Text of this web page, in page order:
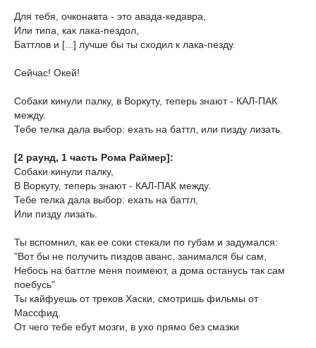
Для тебя, очконавта - это авада-кедавра,
Или типа, как лака-пездол,
Баттлов и [...] лучше бы ты сходил к лака-пезду.
Сейчас! Окей!
Собаки кинули палку, в Воркуту, теперь знают - КАЛ-ПАК
между.
Тебе телка дала выбор: ехать на баттл, или пизду лизать.
[2 раунд, 1 часть Рома Раймер]:
Собаки кинули палку,
В Воркуту, теперь знают - КАЛ-ПАК между.
Тебе телка дала выбор: ехать на баттл,
Или пизду лизать.
Ты вспомнил, как ее соки стекали по губам и задумался:
"Вот бы не получить пиздов аванс, занимался бы сам,
Небось на баттле меня поимеют, а дома останусь так сам
поебусь"
Ты кайфуешь от треков Хаски, смотришь фильмы от
Массфид.
От чего тебе ебут мозги, в ухо прямо без смазки